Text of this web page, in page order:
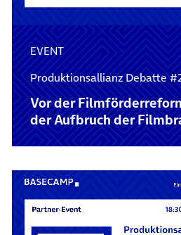
EVENT
Produktionsallianz Debatte
Vor der
der Aufbruch der